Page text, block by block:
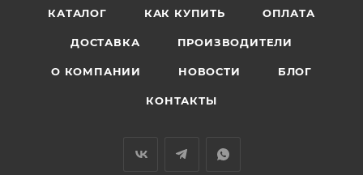
КАТАЛОГ КАК КУПИТЬ ОПЛАТА
ДОСТАВКА ПРОИЗВОДИТЕЛИ
О КОМПАНИИ НОВОСТИ БЛОГ
КОНТАКТЫ